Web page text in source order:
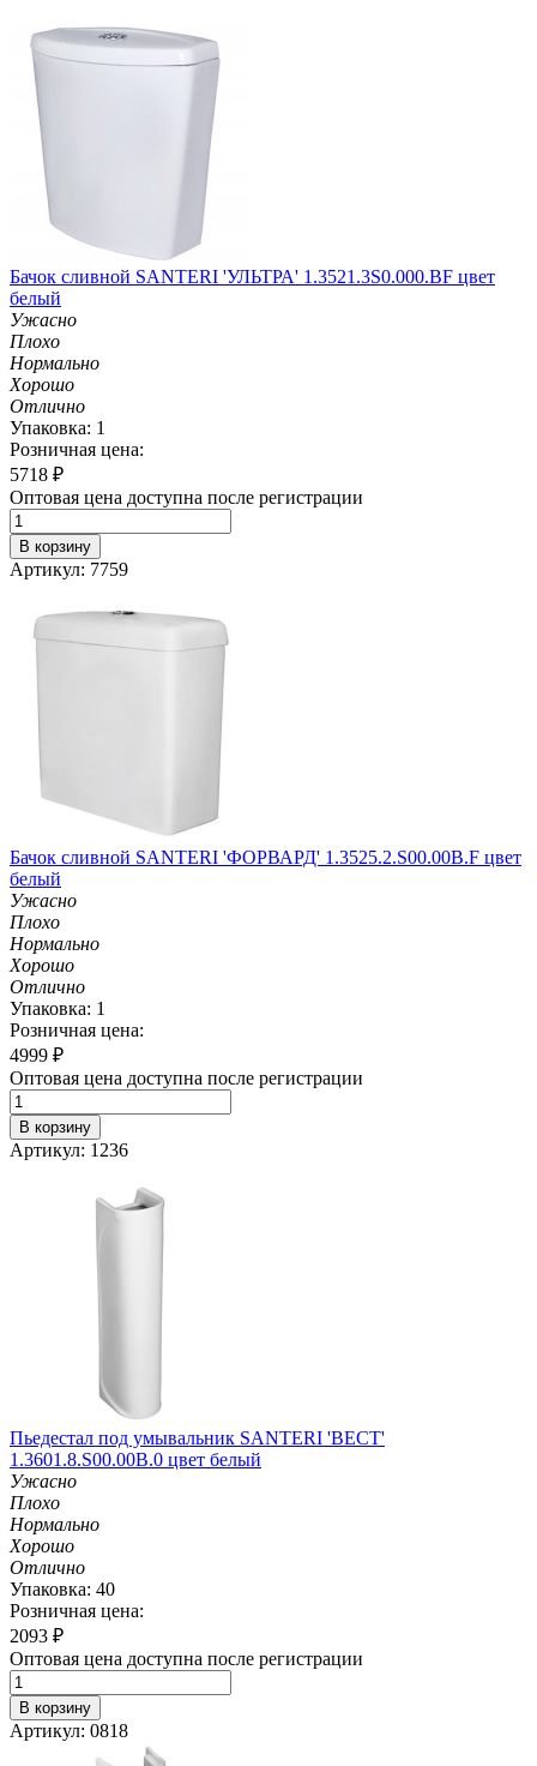
Бачок сливной SANTERI 'УЛЬТРА' 1.3521.3S0.000.BF цвет
белый
Ужасно
Плохо
Нормально
Хорошо
Отлично
Упаковка: 1
Розничная цена:
5718 ₽
Оптовая цена доступна после регистрации
В корзину
Артикул: 7759
Бачок сливной SANTERI 'ФОРВАРД' 1.3525.2.S00.00B.F цвет
белый
Ужасно
Плохо
Нормально
Хорошо
Отлично
Упаковка: 1
Розничная цена:
4999 ₽
Оптовая цена доступна после регистрации
В корзину
Артикул: 1236
Пьедестал под умывальник SANTERI 'ВЕСТ'
1.3601.8.S00.00B.0 цвет белый
Ужасно
Плохо
Нормально
Хорошо
Отлично
Упаковка: 40
Розничная цена:
2093 ₽
Оптовая цена доступна после регистрации
В корзину
Артикул: 0818